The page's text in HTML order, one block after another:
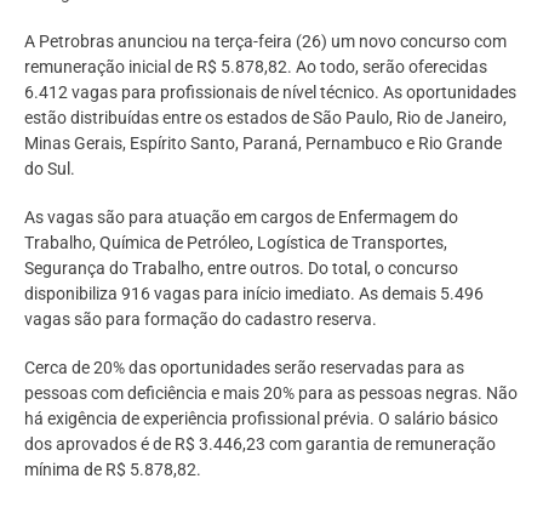
A Petrobras anunciou na terça-feira (26) um novo concurso com
remuneração inicial de R$ 5.878,82. Ao todo, serão oferecidas
6.412 vagas para profissionais de nível técnico. As oportunidades
estão distribuídas entre os estados de São Paulo, Rio de Janeiro,
Minas Gerais, Espírito Santo, Paraná, Pernambuco e Rio Grande
do Sul.
As vagas são para atuação em cargos de Enfermagem do
Trabalho, Química de Petróleo, Logística de Transportes,
Segurança do Trabalho, entre outros. Do total, o concurso
disponibiliza 916 vagas para início imediato. As demais 5.496
vagas são para formação do cadastro reserva.
Cerca de 20% das oportunidades serão reservadas para as
pessoas com deficiência e mais 20% para as pessoas negras. Não
há exigência de experiência profissional prévia. O salário básico
dos aprovados é de R$ 3.446,23 com garantia de remuneração
mínima de R$ 5.878,82.